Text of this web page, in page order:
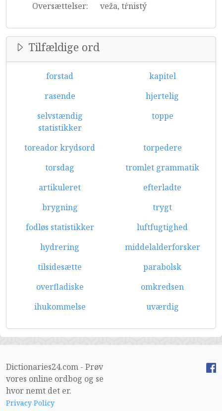
Oversættelser:
veža, tŕnistý
Tilfældige ord
forstad
kapitel
rasende
hjertelig
selvstændig
statistikker
toppe
toreador krydsord
torpedere
torsdag
tromlet grammatik
artikuleret
efterladte
brygning
trygt
fodløs statistikker
luftfugtighed
hydrering
middelalderforsker
tilsidesætte
parabolsk
overfladiske
omkredsen
ihukommelse
uværdig
Dictionaries24.com - Prøv
vores online ordbog og se
hvor nemt det er.
Privacy Policy